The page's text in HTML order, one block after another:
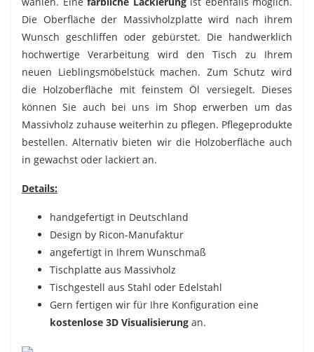
Die Oberfläche der Massivholzplatte wird nach ihrem
Wunsch geschliffen oder gebürstet. Die handwerklich
hochwertige Verarbeitung wird den Tisch zu Ihrem
neuen Lieblingsmöbelstück machen. Zum Schutz wird
die Holzoberfläche mit feinstem Öl versiegelt. Dieses
können Sie auch bei uns im Shop erwerben um das
Massivholz zuhause weiterhin zu pflegen. Pflegeprodukte
bestellen. Alternativ bieten wir die Holzoberfläche auch
in gewachst oder lackiert an.
Details:
handgefertigt in Deutschland
Design by Ricon-Manufaktur
angefertigt in Ihrem Wunschmaß
Tischplatte aus Massivholz
Tischgestell aus Stahl oder Edelstahl
Gern fertigen wir für Ihre Konfiguration eine
kostenlose 3D Visualisierung an.